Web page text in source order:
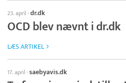
23. april ·dr.dk
OCD blev nævnt i dr.dk
LÆS ARTIKEL
17. april ·saebyavis.dk